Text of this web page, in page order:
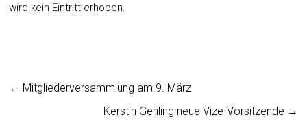
wird kein Eintritt erhoben.
← Mitgliederversammlung am 9. März
Kerstin Gehling neue Vize-Vorsitzende →